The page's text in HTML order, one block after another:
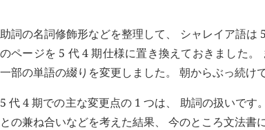
助詞の名詞修飾形などを整理して、 シャレイア語
のページを 5 代 4 期仕様に置き換えておきました。
一部の単語の綴りを変更しました。 朝からぶっ続け
5 代 4 期での主な変更点の 1 つは、 助詞の扱いで
との兼ね合いなどを考えた結果、 今のところ文法書